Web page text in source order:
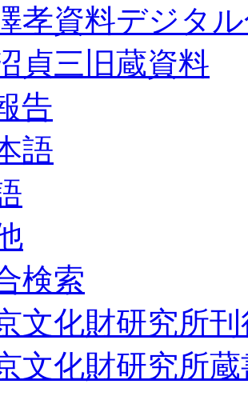
孝資料デジタ
貞三旧蔵資料
告
語
検索
文化財研究所
文化財研究所